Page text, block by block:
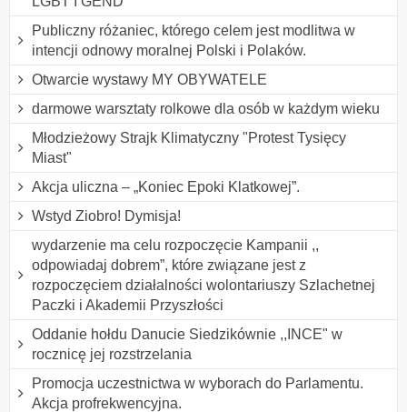
Publiczny różaniec, którego celem jest modlitwa w
intencji odnowy moralnej Polski i Polaków.
Otwarcie wystawy MY OBYWATELE
darmowe warsztaty rolkowe dla osób w każdym wieku
Młodzieżowy Strajk Klimatyczny "Protest Tysięcy
Miast"
Akcja uliczna – „Koniec Epoki Klatkowej”.
Wstyd Ziobro! Dymisja!
wydarzenie ma celu rozpoczęcie Kampanii ,,
odpowiadaj dobrem”, które związane jest z
rozpoczęciem działalności wolontariuszy Szlachetnej
Paczki i Akademii Przyszłości
Oddanie hołdu Danucie Siedzikównie ,,INCE" w
rocznicę jej rozstrzelania
Promocja uczestnictwa w wyborach do Parlamentu.
Akcja profrekwencyjna.